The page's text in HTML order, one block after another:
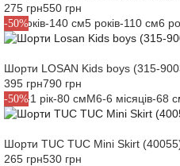
275 грн550 грн
-50%
10 років-140 см5 років-110 см6
Шорти LOSAN Kids boys (315-
395 грн790 грн
-50%
M12-1 рік-80 смM6-6 місяців-68
Шорти TUC TUC Mini Skirt
265 грн530 грн